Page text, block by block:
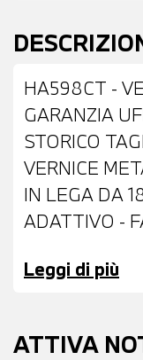
HA598CT -
GARANZIA
STORICO
VERNICE
IN LEGA DA
ADATTIVO -
SPORTIVO
Leggi di più
ATTIVA